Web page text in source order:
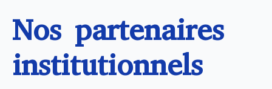
Nos partenaires
institutionnels